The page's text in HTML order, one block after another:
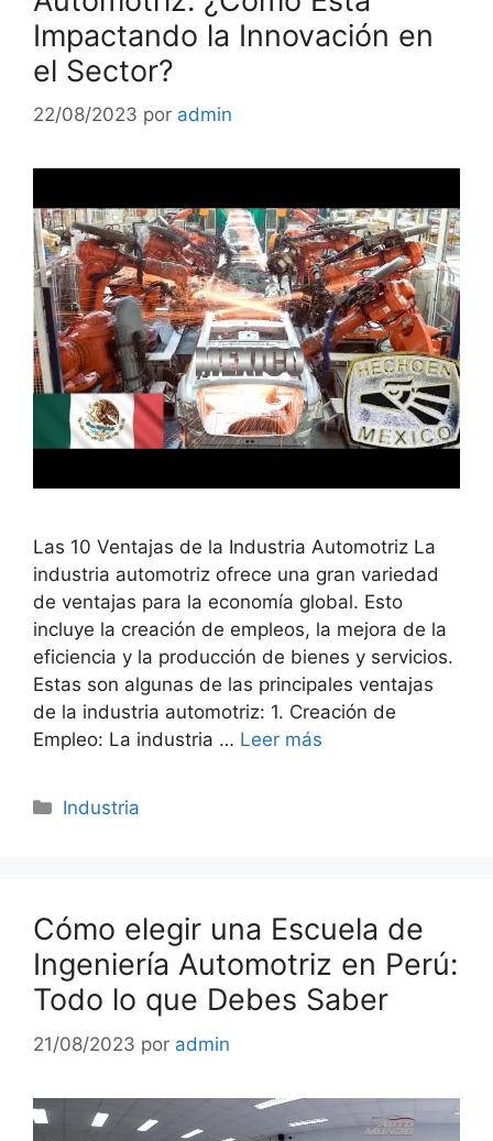
Impactando la Innovación en
el Sector?
22/08/2023 por admin
Las 10 Ventajas de la Industria Automotriz La
industria automotriz ofrece una gran variedad
de ventajas para la economía global. Esto
incluye la creación de empleos, la mejora de la
eficiencia y la producción de bienes y servicios.
Estas son algunas de las principales ventajas
de la industria automotriz: 1. Creación de
Empleo: La industria … Leer más
Categorías
Industria
Cómo elegir una Escuela de
Ingeniería Automotriz en Perú:
Todo lo que Debes Saber
21/08/2023 por admin